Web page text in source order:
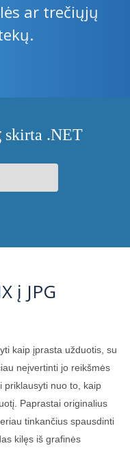
ar trečiųjų
skirta .NET
į JPG
kaip įprasta užduotis, su
neįvertinti jo reikšmės
priklausyti nuo to, kaip
Paprastai originalius
tinkančius spausdinti
kilęs iš grafinės